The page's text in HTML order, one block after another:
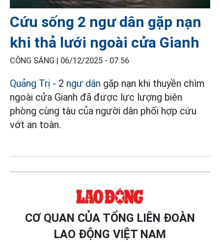
Cứu sống 2 ngư dân gặp nạn
khi thả lưới ngoài cửa Gianh
CÔNG SÁNG | 06/12/2025 - 07:56
Quảng Trị - 2 ngư dân gặp nạn khi thuyền chìm
ngoài cửa Gianh đã được lực lượng biên
phòng cùng tàu của người dân phối hợp cứu
vớt an toàn.
CƠ QUAN CỦA TỔNG LIÊN ĐOÀN
LAO ĐỘNG VIỆT NAM